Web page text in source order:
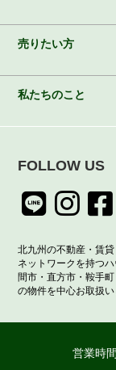
売りたい方
私たちのこと
FOLLOW US
北九州の不動産・賃
ネットワークを持つ
間市・直方市・鞍手
の物件を中心お取扱い
営業時